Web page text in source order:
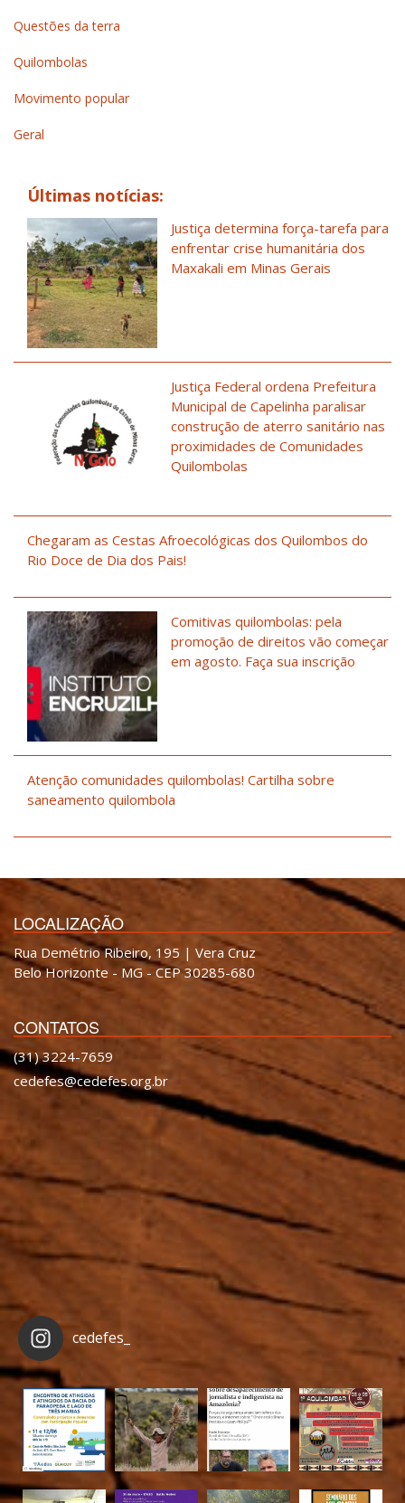
Questões da terra
Quilombolas
Movimento popular
Geral
Últimas notícias:
Justiça determina força-tarefa para
enfrentar crise humanitária dos
Maxakali em Minas Gerais
Justiça Federal ordena Prefeitura
Municipal de Capelinha paralisar
construção de aterro sanitário nas
proximidades de Comunidades
Quilombolas
Chegaram as Cestas Afroecológicas dos Quilombos do
Rio Doce de Dia dos Pais!
Comitivas quilombolas: pela
promoção de direitos vão começar
em agosto. Faça sua inscrição
Atenção comunidades quilombolas! Cartilha sobre
saneamento quilombola
LOCALIZAÇÃO
Rua Demétrio Ribeiro, 195 | Vera Cruz
Belo Horizonte - MG - CEP 30285-680
CONTATOS
(31) 3224-7659
cedefes@cedefes.org.br
cedefes_